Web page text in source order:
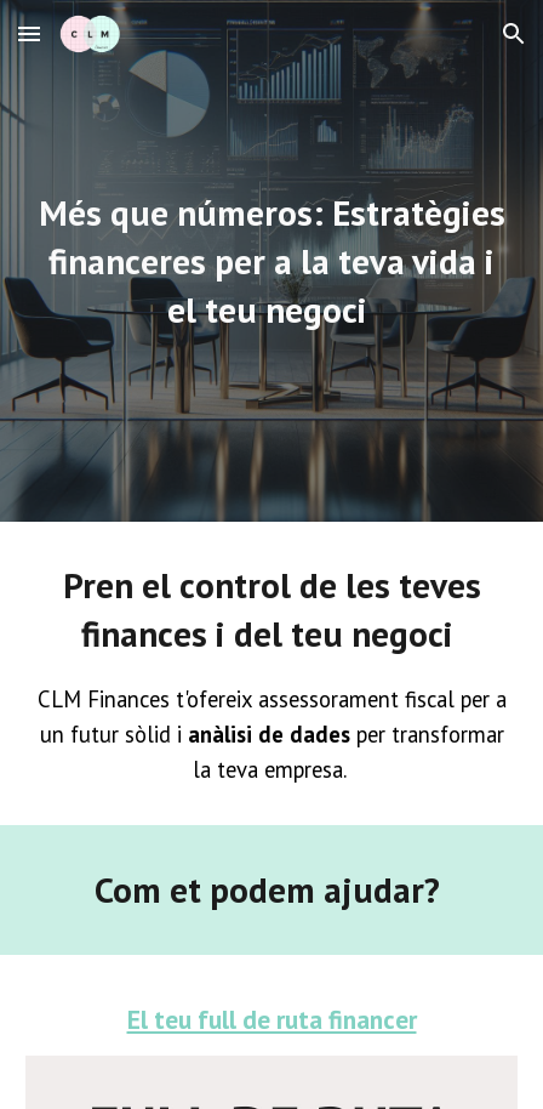
Skip to main content Skip to navigation
Més que números: Estratègies
financeres per a la teva vida i
el teu negoci
Pren el control de les teves
finances i del teu negoci
CLM Finances t'ofereix assessorament fiscal per a
un futur sòlid i anàlisi de dadesper transformar
la teva empresa.
Com et podem ajudar?
El teu full de ruta financer